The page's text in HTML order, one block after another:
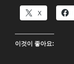
X
이것이 좋아요: